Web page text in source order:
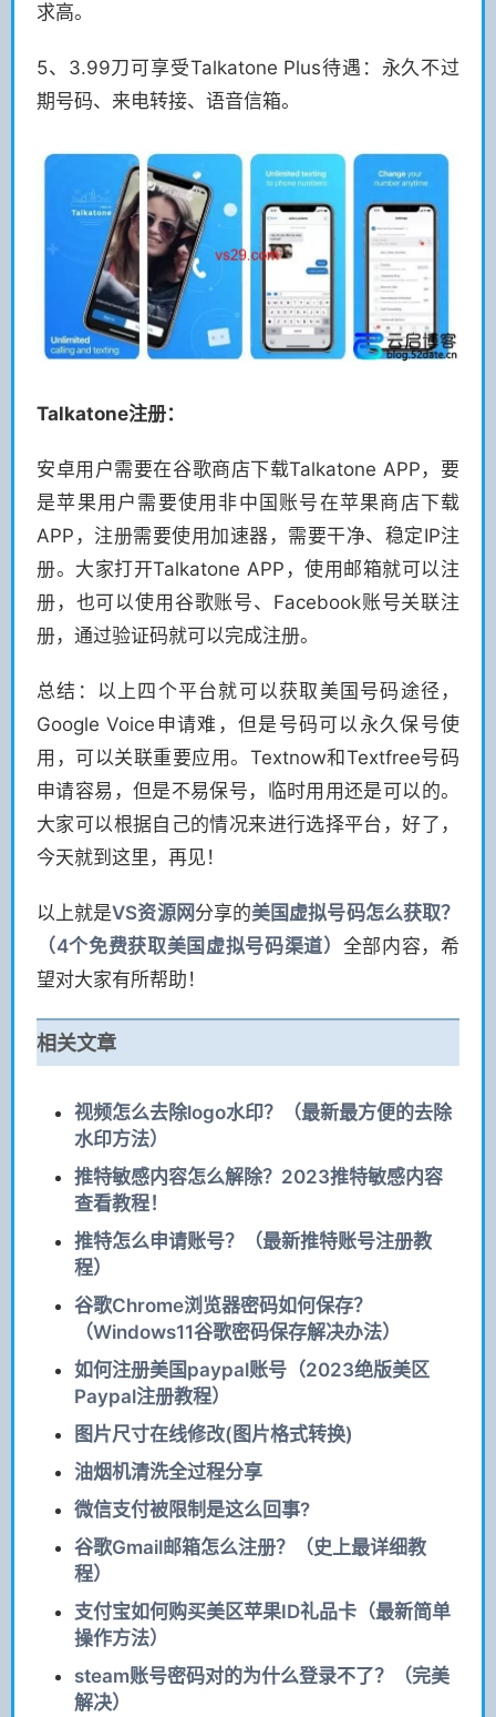
求高。
5、3.99刀可享受Talkatone Plus待遇：永久不过
期号码、来电转接、语音信箱。
Talkatone注册：
安卓用户需要在谷歌商店下载Talkatone APP，要
是苹果用户需要使用非中国账号在苹果商店下载
APP，注册需要使用加速器，需要干净、稳定IP注
册。大家打开Talkatone APP，使用邮箱就可以注
册，也可以使用谷歌账号、Facebook账号关联注
册，通过验证码就可以完成注册。
总结：以上四个平台就可以获取美国号码途径，
Google Voice申请难，但是号码可以永久保号使
用，可以关联重要应用。Textnow和Textfree号码
申请容易，但是不易保号，临时用用还是可以的。
大家可以根据自己的情况来进行选择平台，好了，
今天就到这里，再见！
以上就是VS资源网分享的美国虚拟号码怎么获取？
（4个免费获取美国虚拟号码渠道） 全部内容，希
望对大家有所帮助！
相关文章
视频怎么去除logo水印？（最新最方便的去除
水印方法）
推特敏感内容怎么解除？2023推特敏感内容
查看教程！
推特怎么申请账号？（最新推特账号注册教
程）
谷歌Chrome浏览器密码如何保存？
（Windows11谷歌密码保存解决办法）
如何注册美国paypal账号（2023绝版美区
Paypal注册教程）
图片尺寸在线修改(图片格式转换)
油烟机清洗全过程分享
微信支付被限制是这么回事?
谷歌Gmail邮箱怎么注册？（史上最详细教
程）
支付宝如何购买美区苹果ID礼品卡（最新简单
操作方法）
steam账号密码对的为什么登录不了？（完美
解决）